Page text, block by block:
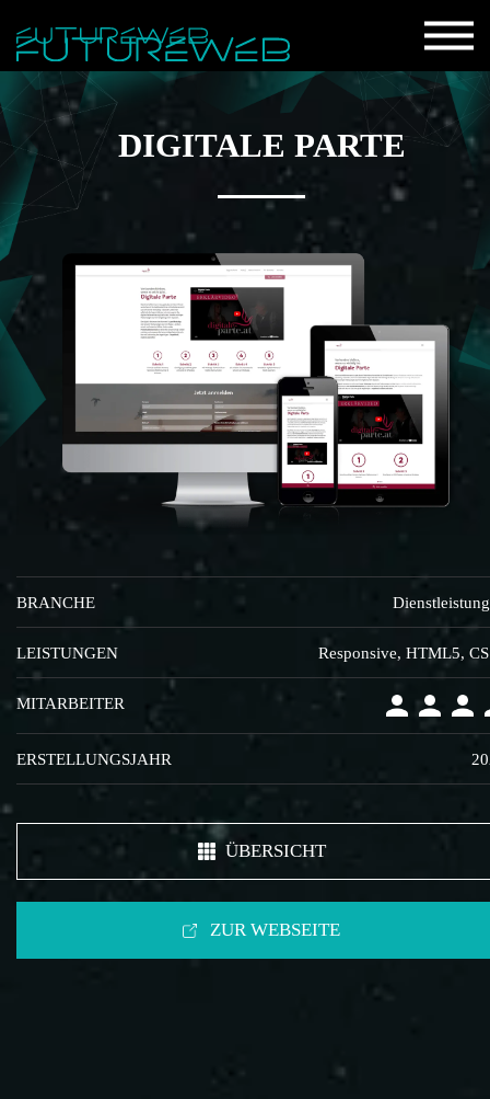
DIGITALE PARTE
BRANCHE
LEISTUNGEN Responsive, HTML5,
MITARBEITER
ERSTELLUNGSJAHR
ÜBERSICHT
ZUR WEBSEITE